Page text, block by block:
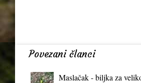
Povezani članci
Maslačak - biljka za